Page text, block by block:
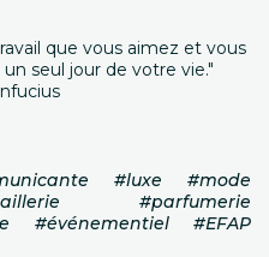
que vous aimez et vous
seul jour de votre vie."
#luxe #mode
#parfumerie
#événementiel #EFAP